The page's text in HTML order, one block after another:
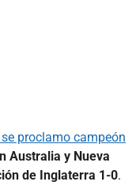
proclamo campeón
Australia y Nueva
de Inglaterra 1-0.